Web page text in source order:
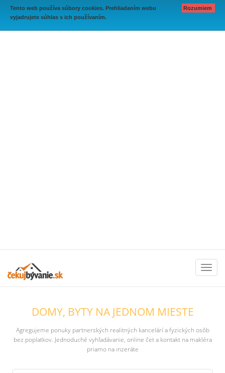
Tento web používa súbory cookies. Prehliadaním webu
vyjadrujete súhlas s ich používaním.
Rozumiem
DOMY, BYTY NA JEDNOM MIESTE
Agregujeme ponuky partnerských realitných kancelárí a fyzických osôb
bez poplatkov. Jednoduché vyhľadávanie, online čet a kontakt na makléra
priamo na inzeráte